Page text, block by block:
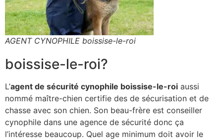
AGENT CYNOPHILE boissise-le-roi
boissise-le-roi?
L’agent de sécurité cynophile boissise-le-roi aussi
nommé maître-chien certifie des de sécurisation et de
chasse avec son chien. Son beau-frère est conseiller
cynophile dans une agence de sécurité donc ça
l’intéresse beaucoup. Quel age minimum doit avoir le